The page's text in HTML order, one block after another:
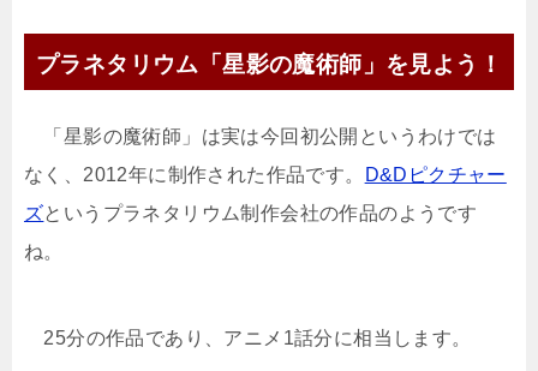
プラネタリウム「星影の魔術師」を見よう！
「星影の魔術師」は実は今回初公開というわけでは
なく、 2012年に制作された作品です。
D&Dピクチャー
ズというプラネタリウム制作会社の作品のようです
ね。
25分の作品であり、アニメ1話分に相当します。